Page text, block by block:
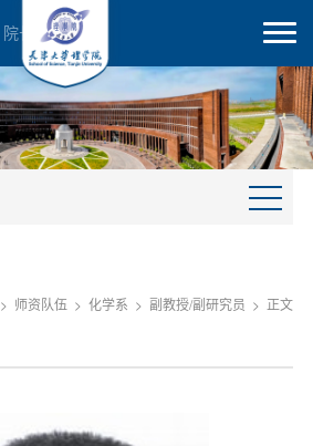
院长邮箱
> 师资队伍 >化学系 >副教授/副研究员 > 正文